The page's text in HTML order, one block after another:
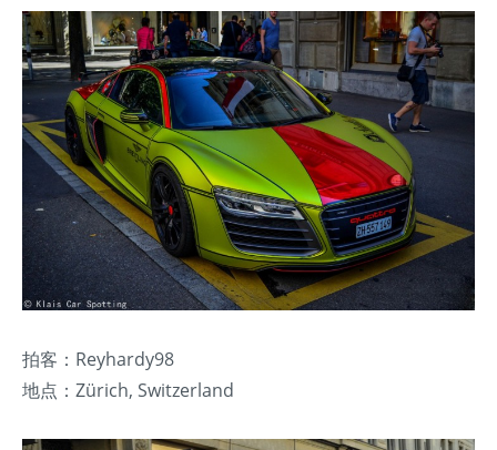
拍客：Reyhardy98
地点：Zürich, Switzerland